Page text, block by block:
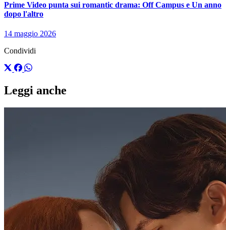
Prime Video punta sui romantic drama: Off Campus e Un anno
dopo l'altro
14 maggio 2026
Condividi
Leggi anche